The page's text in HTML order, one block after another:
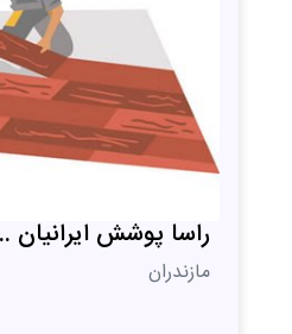
راسا پوشش ایرانیان
مازندران